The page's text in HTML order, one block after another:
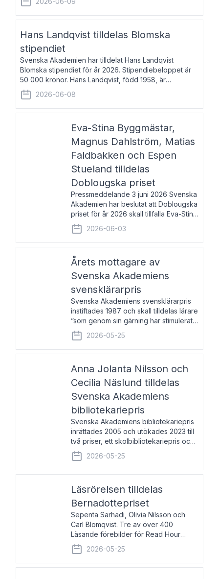
och forskare i genusvetenskap.
Hans Landqvist tilldelas Blomska
stipendiet
Svenska Akademien har tilldelat Hans Landqvist
Blomska stipendiet för år 2026. Stipendiebeloppet är
50 000 kronor. Hans Landqvist, född 1958, är
professor i svenska vid Göteborgs universitet. Han
disputerade år 2000 på avhandlingen Författn
2026-06-08
Eva-Stina Byggmästar,
Magnus Dahlström, Matias
Faldbakken och Espen
Stueland tilldelas
Doblougska priset
Pressmeddelande 3 juni 2026 Svenska
Akademien har beslutat att Doblougska
priset för år 2026 skall tillfalla Eva-Stina
Byggmästar, Magnus Dahlström, Matias
Faldbakken samt Espen Stueland.
Prisbeloppet är 200 000 svenska
2026-06-03
Årets mottagare av
Svenska Akademiens
svensklärarpris
Svenska Akademiens svensklärarpris
instiftades 1987 och skall tilldelas lärare
”som genom sin gärning har stimulerat
intresset hos unga människor för
svenska språket och litteraturen”.
Prisutdelning och samtal med
2026-05-25
Anna Jolanta Nilsson och
Cecilia Näslund tilldelas
Svenska Akademiens
bibliotekariepris
Svenska Akademiens bibliotekariepris
inrättades 2005 och utökades 2023 till
två priser, ett skolbibliotekariepris och
ett folkbibliotekariepris. Priserna skall
tilldelas bibliotekarier vid svenska folk-
och skolbibliotek som gjort värdefull
2026-05-25
Läsrörelsen tilldelas
Bernadottepriset
Sepenta Sarhadi, Olivia Nilsson och
Carl Blomqvist. Tre av över 400
Läsande förebilder för Read Hour
Sverige. Foto: Michael Wall. Den ideella
föreningen Läsrörelsen tilldelas
Bernadottepriset 2026 för att den
2026-05-25